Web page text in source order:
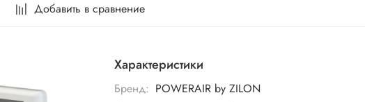
Добавить в сравнение
Характеристики
Бренд: POWERAIR by ZILON